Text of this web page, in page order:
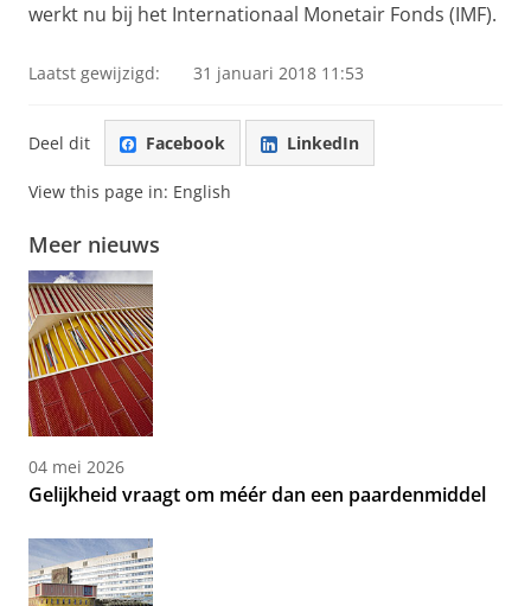
werkt nu bij het Internationaal Monetair Fonds (IMF).
Laatst gewijzigd: 31 januari 2018 11:53
Deel dit Facebook LinkedIn
View this page in: English
Meer nieuws
04 mei 2026
Gelijkheid vraagt om méér dan een paardenmiddel